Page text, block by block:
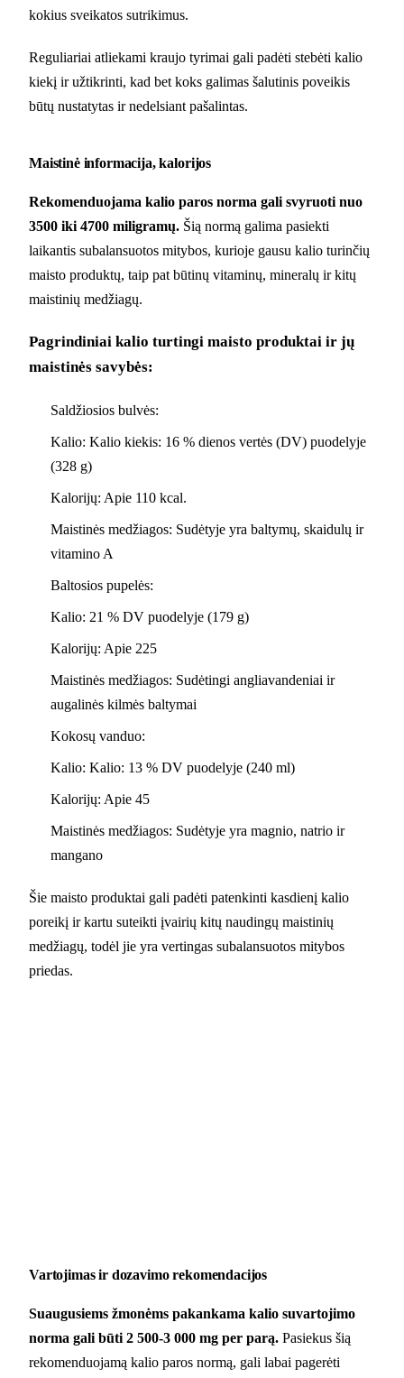
kokius sveikatos sutrikimus.
Reguliariai atliekami kraujo tyrimai gali padėti stebėti kalio
kiekį ir užtikrinti, kad bet koks galimas šalutinis poveikis
būtų nustatytas ir nedelsiant pašalintas.
Maistinė informacija, kalorijos
Rekomenduojama kalio paros norma gali svyruoti nuo
3500 iki 4700 miligramų. Šią normą galima pasiekti
laikantis subalansuotos mitybos, kurioje gausu kalio turinčių
maisto produktų, taip pat būtinų vitaminų, mineralų ir kitų
maistinių medžiagų.
Pagrindiniai kalio turtingi maisto produktai ir jų
maistinės savybės:
Saldžiosios bulvės:
Kalio: Kalio kiekis: 16 % dienos vertės (DV) puodelyje
(328 g)
Kalorijų: Apie 110 kcal.
Maistinės medžiagos: Sudėtyje yra baltymų, skaidulų ir
vitamino A
Baltosios pupelės:
Kalio: 21 % DV puodelyje (179 g)
Kalorijų: Apie 225
Maistinės medžiagos: Sudėtingi angliavandeniai ir
augalinės kilmės baltymai
Kokosų vanduo:
Kalio: Kalio: 13 % DV puodelyje (240 ml)
Kalorijų: Apie 45
Maistinės medžiagos: Sudėtyje yra magnio, natrio ir
mangano
Šie maisto produktai gali padėti patenkinti kasdienį kalio
poreikį ir kartu suteikti įvairių kitų naudingų maistinių
medžiagų, todėl jie yra vertingas subalansuotos mitybos
priedas.
Vartojimas ir dozavimo rekomendacijos
Suaugusiems žmonėms pakankama kalio suvartojimo
norma gali būti 2 500-3 000 mg per parą. Pasiekus šią
rekomenduojamą kalio paros normą, gali labai pagerėti